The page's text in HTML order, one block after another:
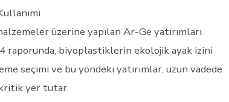
üzerine yapılan Ar-Ge yatırımları
raporunda, biyoplastiklerin ekolojik ayak izini
seçimi ve bu yöndeki yatırımlar, uzun vadede
kritik yer tutar.